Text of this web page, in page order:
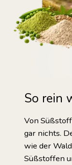
So rein
Von
gar nichts.
wie der
Süßstoffen